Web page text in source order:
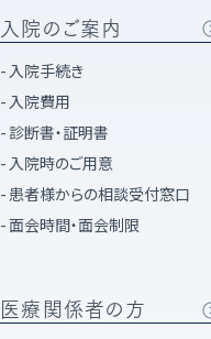
入院のご案内
入院手続き
入院費用
診断書・証明書
入院時のご用意
患者様からの相談受付窓口
面会時間・面会制限
医療関係者の方